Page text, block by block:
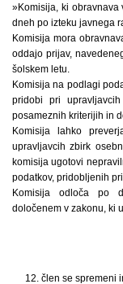
»Komisija, ki obravnava
dneh po izteku javnega
Komisija mora
oddajo prijav,
šolskem letu.
Komisija na podlagi
pridobi pri
posameznih kriterijih in
Komisija lahko
upravljavcih zbirk
komisija ugotovi
podatkov, pridobljenih
Komisija odloča po
določenem v zakonu, ki
12. člen se spremeni